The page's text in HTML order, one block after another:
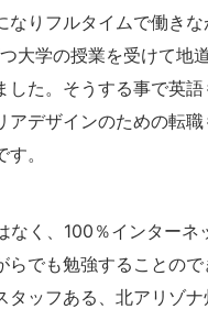
なりフルタイムで働き
大学の授業を受けて地
した。そうする事で英
アデザインのための転
。
なく、100％インターネ
らでも勉強することの
タッフある、北アリゾナ